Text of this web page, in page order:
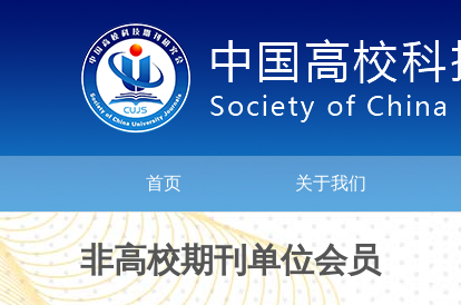
首页 关于我们
非高校期刊单位会员